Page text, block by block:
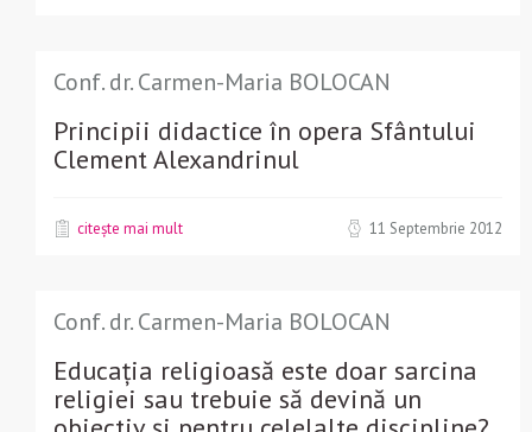
Conf. dr. Carmen-Maria BOLOCAN
Principii didactice în opera Sfântului
Clement Alexandrinul
citește mai mult 11 Septembrie 2012
Conf. dr. Carmen-Maria BOLOCAN
Educația religioasă este doar sarcina
religiei sau trebuie să devină un